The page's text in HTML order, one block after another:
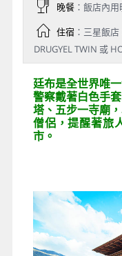
晚餐：飯店內用
住宿：三星飯店
DRUGYEL TWIN 或
廷布是全世界唯
警察戴著白色手
塔、五步一寺廟
僧侶，提醒著旅
市。